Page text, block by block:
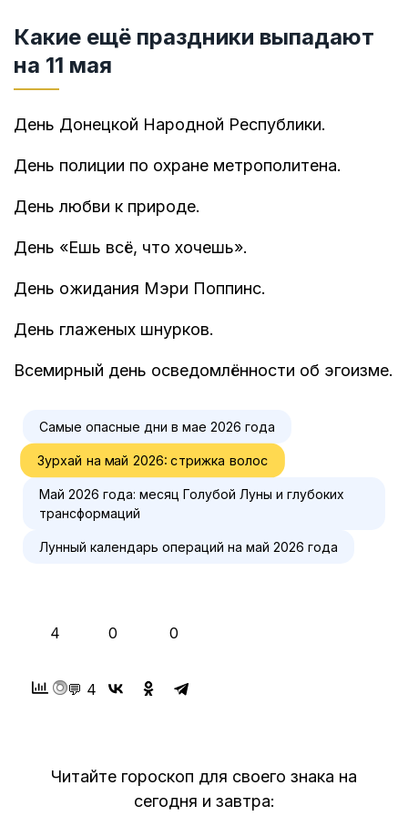
Какие ещё праздники выпадают
на 11 мая
День Донецкой Народной Республики.
День полиции по охране метрополитена.
День любви к природе.
День «Ешь всё, что хочешь».
День ожидания Мэри Поппинс.
День глаженых шнурков.
Всемирный день осведомлённости об эгоизме.
Самые опасные дни в мае 2026 года
Зурхай на май 2026: стрижка волос
Май 2026 года: месяц Голубой Луны и глубоких
трансформаций
Лунный календарь операций на май 2026 года
4 0 0
💬 4
Читайте гороскоп для своего знака на
сегодня и завтра: